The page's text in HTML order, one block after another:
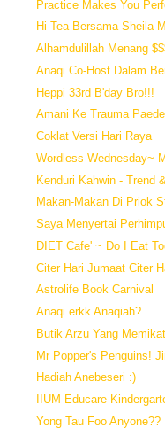
Practice Makes You
Hi-Tea Bersama Sheila
Alhamdulillah Menang
Anaqi Co-Host Dalam
Heppi 33rd B'day Bro!!!
Amani Ke Trauma
Coklat Versi Hari Raya
Wordless Wednesday~
Kenduri Kahwin - Trend
Makan-Makan Di Priok
Saya Menyertai
DIET Cafe' ~ Do I Eat
Citer Hari Jumaat Citer
Astrolife Book Carnival
Anaqi erkk Anaqiah?
Butik Arzu Yang
Mr Popper's Penguins!
Hadiah Anebeseri :)
IIUM Educare
Yong Tau Foo Anyone??